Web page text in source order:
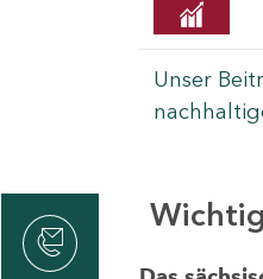
Unser